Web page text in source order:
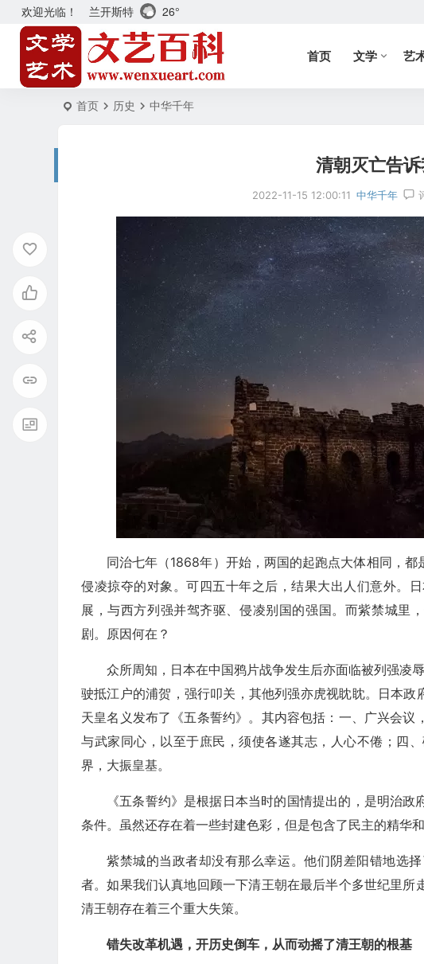
欢迎光临！ 兰开斯特 26°
首页 文学 艺
首页 历史 中华千年
清朝灭亡告
2022-11-15 12:00:11 中华千年
同治七年（1868年）开始，两国的起跑点大体相同，
侵凌掠夺的对象。可四五十年之后，结果大出人们意外。
展，与西方列强并驾齐驱、侵凌别国的强国。而紫禁城里
剧。原因何在？
众所周知，日本在中国鸦片战争发生后亦面临被列强凌
驶抵江户的浦贺，强行叩关，其他列强亦虎视眈眈。日本
天皇名义发布了《五条誓约》。其内容包括：一、广兴会
与武家同心，以至于庶民，须使各遂其志，人心不倦；四
界，大振皇基。
《五条誓约》是根据日本当时的国情提出的，是明治
条件。虽然还存在着一些封建色彩，但是包含了民主的精华和
紫禁城的当政者却没有那么幸运。他们阴差阳错地选
者。如果我们认真地回顾一下清王朝在最后半个多世纪里所
清王朝存在着三个重大失策。
错失改革机遇，开历史倒车，从而动摇了清王朝的根基